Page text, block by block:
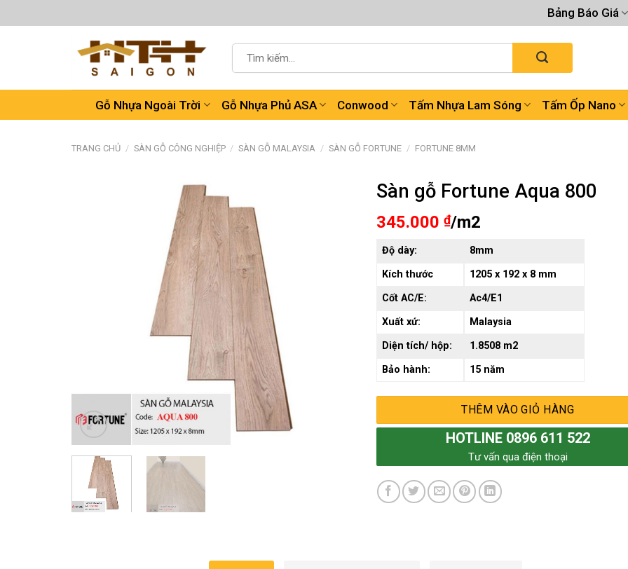
đến
Bảng Báo Giá
kiếm:
Gỗ Nhựa Ngoài Trời Gỗ Nhựa Phủ ASA Conwood Tấm Nhựa Lam Sóng Tấm Ốp Nano
TRANG CHỦ / SÀN GỖ CÔNG NGHIỆP / SÀN GỖ MALAYSIA / SÀN GỖ FORTUNE / FORTUNE 8MM
Sàn gỗ Fortune Aqua 800
345.000 ₫/m2
Độ dày:
8mm
Kích thước
1205 x 192 x 8 mm
Cốt AC/E:
Ac4/E1
Xuất xứ:
Malaysia
Diện tích/ hộp:
1.8508 m2
Bảo hành:
15 năm
THÊM VÀO GIỎ HÀNG
HOTLINE 0896 611 522
Tư vấn qua điện thoại